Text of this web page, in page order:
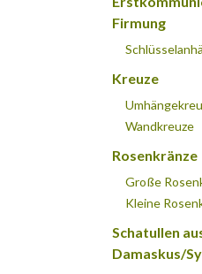
Firmung
Kreuze
Wandkreuze
Rosenkränze
Große
Kleine
Schatullen
Damaskus/